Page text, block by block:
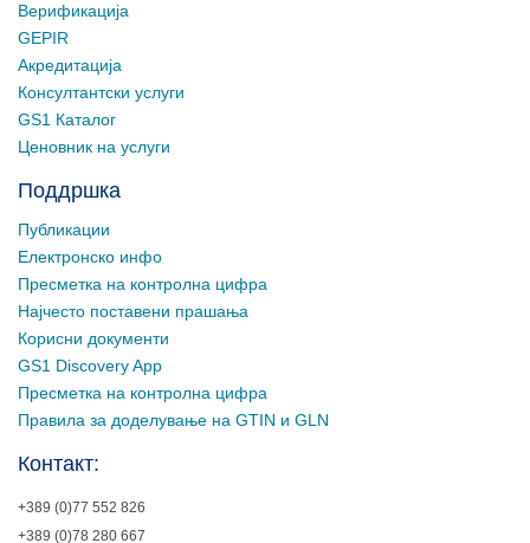
Верификација
GEPIR
Акредитација
Консултантски услуги
GS1 Каталог
Ценовник на услуги
Поддршка
Публикации
Електронско инфо
Пресметка на контролна цифра
Најчесто поставени прашања
Корисни документи
GS1 Discovery App
Пресметка на контролна цифра
Правила за доделување на GTIN и GLN
Контакт:
+389 (0)77 552 826
+389 (0)78 280 667